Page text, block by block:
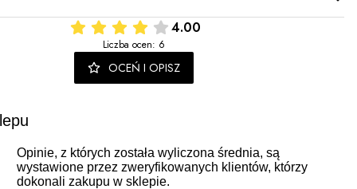
4.00
Liczba ocen: 6
OCEŃ I OPISZ
Opinie, z których została wyliczona średnia, są
wystawione przez zweryfikowanych klientów, którzy
dokonali zakupu w sklepie.